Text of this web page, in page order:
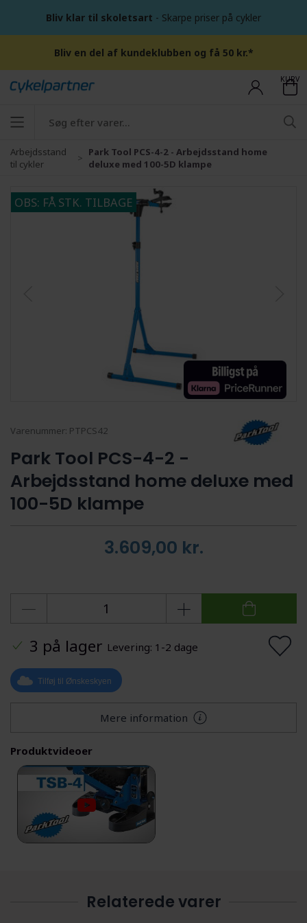
Bliv klar til skoletsart - Skarpe priser på cykler
Bliv en del af kundeklubben og få 50 kr.*
KURV
Arbejdsstand
til cykler
Park Tool PCS-4-2 - Arbejdsstand home
deluxe med 100-5D klampe
OBS: FÅ STK. TILBAGE
Varenummer: PTPCS42
Park Tool PCS-4-2 -
Arbejdsstand home deluxe med
100-5D klampe
3.609,00 kr.
3 på lager Levering: 1-2 dage
Tilføj til Ønskeskyen
Mere information
Produktvideoer
Relaterede varer